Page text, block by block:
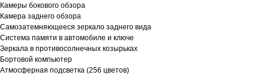
Камеры бокового обзора
Камера заднего обзора
Самозатемняющееся зеркало заднего вида
Система памяти в автомобиле и ключе
Зеркала в противосолнечных козырьках
Бортовой компьютер
Атмосферная подсветка (256 цветов)